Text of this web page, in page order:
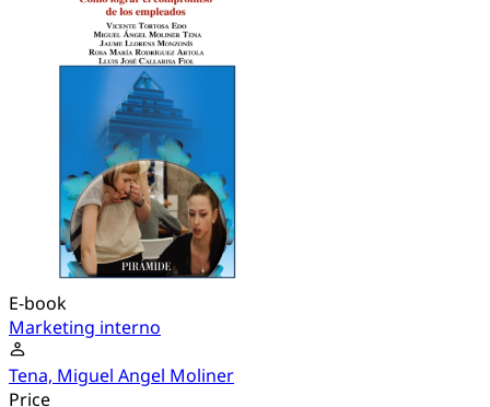
E-book
Marketing interno
Tena, Miguel Angel Moliner
Price